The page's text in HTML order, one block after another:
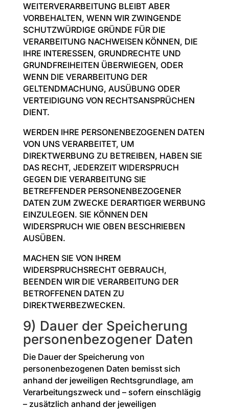
WEITERVERARBEITUNG BLEIBT ABER
VORBEHALTEN, WENN WIR ZWINGENDE
SCHUTZWÜRDIGE GRÜNDE FÜR DIE
VERARBEITUNG NACHWEISEN KÖNNEN, DIE
IHRE INTERESSEN, GRUNDRECHTE UND
GRUNDFREIHEITEN ÜBERWIEGEN, ODER
WENN DIE VERARBEITUNG DER
GELTENDMACHUNG, AUSÜBUNG ODER
VERTEIDIGUNG VON RECHTSANSPRÜCHEN
DIENT.
WERDEN IHRE PERSONENBEZOGENEN DATEN
VON UNS VERARBEITET, UM
DIREKTWERBUNG ZU BETREIBEN, HABEN SIE
DAS RECHT, JEDERZEIT WIDERSPRUCH
GEGEN DIE VERARBEITUNG SIE
BETREFFENDER PERSONENBEZOGENER
DATEN ZUM ZWECKE DERARTIGER WERBUNG
EINZULEGEN. SIE KÖNNEN DEN
WIDERSPRUCH WIE OBEN BESCHRIEBEN
AUSÜBEN.
MACHEN SIE VON IHREM
WIDERSPRUCHSRECHT GEBRAUCH,
BEENDEN WIR DIE VERARBEITUNG DER
BETROFFENEN DATEN ZU
DIREKTWERBEZWECKEN.
9) Dauer der Speicherung
personenbezogener Daten
Die Dauer der Speicherung von
personenbezogenen Daten bemisst sich
anhand der jeweiligen Rechtsgrundlage, am
Verarbeitungszweck und – sofern einschlägig
– zusätzlich anhand der jeweiligen